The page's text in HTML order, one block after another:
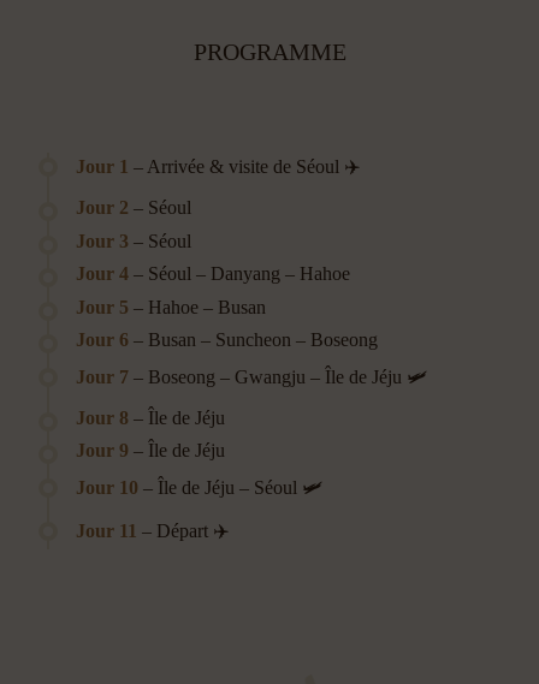
PROGRAMME
Jour 1 – Arrivée & visite de Séoul ✈️
Jour 2 – Séoul
Jour 3 – Séoul
Jour 4 – Séoul – Danyang – Hahoe
Jour 5 – Hahoe – Busan
Jour 6 – Busan – Suncheon – Boseong
Jour 7 – Boseong – Gwangju – Île de Jéju 🛩️
Jour 8 – Île de Jéju
Jour 9 – Île de Jéju
Jour 10 – Île de Jéju – Séoul 🛩️
Jour 11 – Départ ✈️